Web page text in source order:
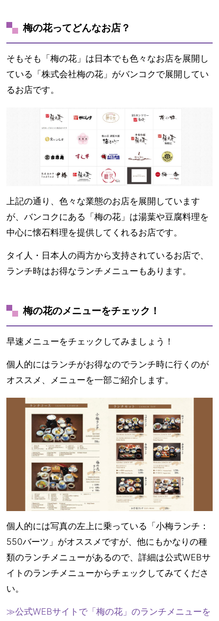
梅の花ってどんなお店？
そもそも「梅の花」は日本でも色々なお店を展開し
ている「株式会社梅の花」がバンコクで展開してい
るお店です。
上記の通り、色々な業態のお店を展開しています
が、バンコクにある「梅の花」は湯葉や豆腐料理を
中心に懐石料理を提供してくれるお店です。
タイ人・日本人の両方から支持されているお店で、
ランチ時はお得なランチメニューもあります。
梅の花のメニューをチェック！
早速メニューをチェックしてみましょう！
個人的にはランチがお得なのでランチ時に行くのが
オススメ、メニューを一部ご紹介します。
個人的には写真の左上に乗っている「小梅ランチ：
550バーツ」がオススメですが、他にもかなりの種
類のランチメニューがあるので、詳細は公式WEBサ
イトのランチメニューからチェックしてみてくださ
い。
≫公式WEBサイトで「梅の花」のランチメニューを